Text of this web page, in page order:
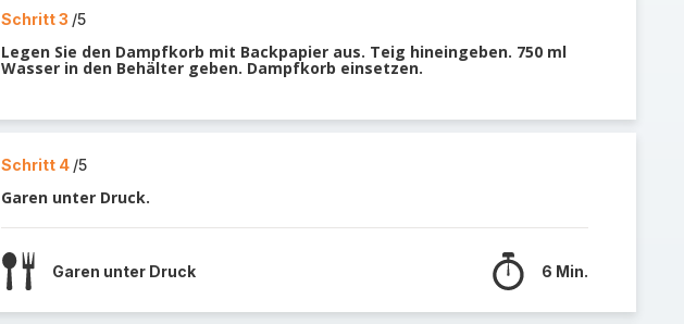
Schritt 3 /5
Legen Sie den Dampfkorb mit Backpapier aus. Teig hineingeben. 750 ml
Wasser in den Behälter geben. Dampfkorb einsetzen.
Schritt 4 /5
Garen unter Druck.
Garen unter Druck 6 Min.